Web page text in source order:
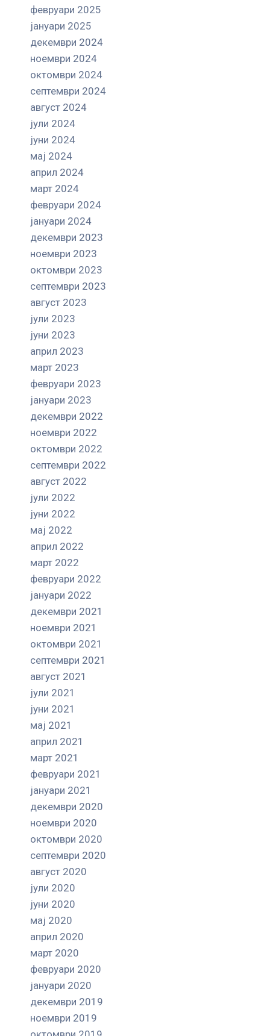
февруари 2025
јануари 2025
декември 2024
ноември 2024
октомври 2024
септември 2024
август 2024
јули 2024
јуни 2024
мај 2024
април 2024
март 2024
февруари 2024
јануари 2024
декември 2023
ноември 2023
октомври 2023
септември 2023
август 2023
јули 2023
јуни 2023
април 2023
март 2023
февруари 2023
јануари 2023
декември 2022
ноември 2022
октомври 2022
септември 2022
август 2022
јули 2022
јуни 2022
мај 2022
април 2022
март 2022
февруари 2022
јануари 2022
декември 2021
ноември 2021
октомври 2021
септември 2021
август 2021
јули 2021
јуни 2021
мај 2021
април 2021
март 2021
февруари 2021
јануари 2021
декември 2020
ноември 2020
октомври 2020
септември 2020
август 2020
јули 2020
јуни 2020
мај 2020
април 2020
март 2020
февруари 2020
јануари 2020
декември 2019
ноември 2019